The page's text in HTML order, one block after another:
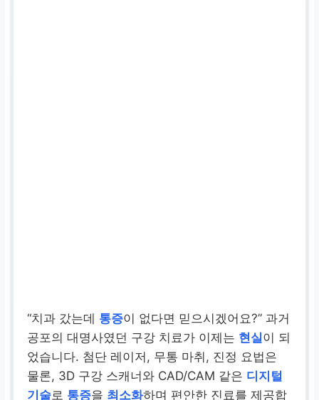
“치과 갔는데 통증이 없다면 믿으시겠어요?” 과거
공포의 대명사였던 구강 치료가 이제는 현실이 되
었습니다. 첨단 레이저, 무통 마취, 진정 요법은
물론, 3D 구강 스캐너와 CAD/CAM 같은 디지털
기술로 통증을 최소화하며 편안한 진료를 제공합